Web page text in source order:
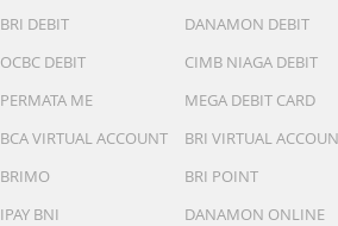
BRI DEBIT
DANAMON DEBIT
OCBC DEBIT
CIMB NIAGA DEBIT
PERMATA ME
MEGA DEBIT CARD
BCA VIRTUAL ACCOUNT
BRI VIRTUAL
BRIMO
BRI POINT
IPAY BNI
DANAMON ONLINE